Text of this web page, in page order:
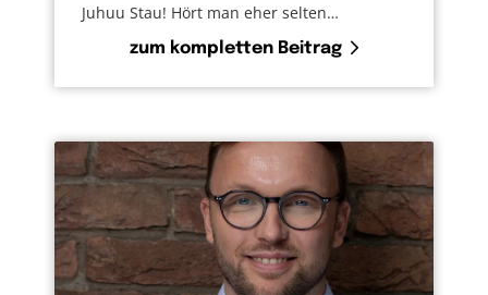
Juhuu Stau! Hört man eher selten…
zum kompletten Beitrag